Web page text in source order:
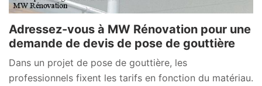
Adressez-vous à MW Rénovation pour une
demande de devis de pose de gouttière
Dans un projet de pose de gouttière, les
professionnels fixent les tarifs en fonction du matériau.